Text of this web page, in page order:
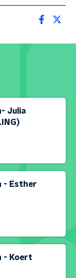
Julia
- Esther
- Koert